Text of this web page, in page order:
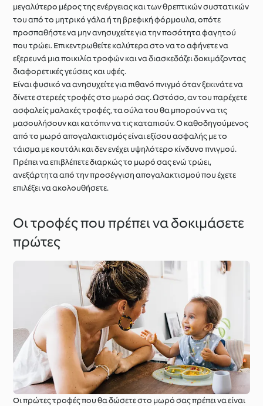
μεγαλύτερο μέρος της ενέργειας και των θρεπτικών συστατικών
του από το μητρικό γάλα ή τη βρεφική φόρμουλα, οπότε
προσπαθήστε να μην ανησυχείτε για την ποσότητα φαγητού
που τρώει. Επικεντρωθείτε καλύτερα στο να το αφήνετε να
εξερευνά μια ποικιλία τροφών και να διασκεδάζει δοκιμάζοντας
διαφορετικές γεύσεις και υφές.
Είναι φυσικό να ανησυχείτε για πιθανό πνιγμό όταν ξεκινάτε να
δίνετε στερεές τροφές στο μωρό σας. Ωστόσο, αν του παρέχετε
ασφαλείς μαλακές τροφές, τα ούλα του θα μπορούν να τις
μασουλήσουν και κατόπιν να τις καταπιούν. Ο καθοδηγούμενος
από το μωρό απογαλακτισμός είναι εξίσου ασφαλής με το
τάισμα με κουτάλι και δεν ενέχει υψηλότερο κίνδυνο πνιγμού.
Πρέπει να επιβλέπετε διαρκώς το μωρό σας ενώ τρώει,
ανεξάρτητα από την προσέγγιση απογαλακτισμού που έχετε
επιλέξει να ακολουθήσετε.
Οι τροφές που πρέπει να δοκιμάσετε
πρώτες
Οι πρώτες τροφές που θα δώσετε στο μωρό σας πρέπει να είναι